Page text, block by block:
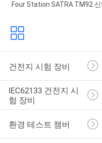
Four Station SATRA TM92
건전지 시험 장비
IEC62133 건전지 시
험 장비
환경 테스트 챔버